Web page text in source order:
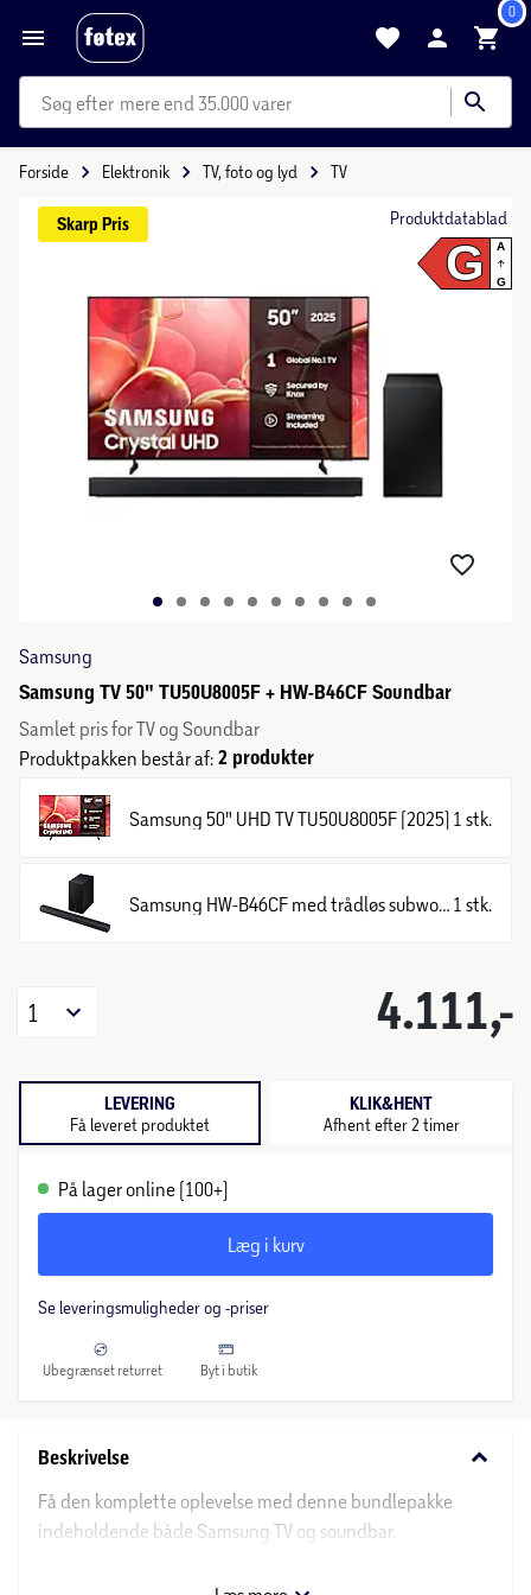
0
mere end 35.000 varer
Forside Elektronik TV, foto og lyd TV
Skarp Pris Produktdatablad
G A
G
Samsung
Samsung TV 50" TU50U8005F + HW-B46CF Soundbar
Samlet pris for TV og Soundbar
Produktpakken består af: 2 produkter
Samsung 50" UHD TV TU50U8005F (2025) 1 stk.
1 stk.
4.111,-
1
LEVERING
Få leveret produktet
KLIK&HENT
Afhent efter 2 timer
På lager online (100+)
Læg i kurv
Se leveringsmuligheder og -priser
Ubegrænset returret Byt i butik
Beskrivelse keyboard_arrow_down
Få den komplette oplevelse med denne bundlepakke
indeholdende både Samsung TV og soundbar.
TV, model TU50U8005F: